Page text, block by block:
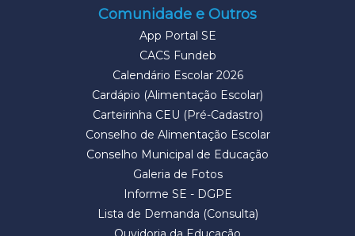
Comunidade e Outros
App Portal SE
CACS Fundeb
Calendário Escolar 2026
Cardápio (Alimentação Escolar)
Carteirinha CEU (Pré-Cadastro)
Conselho de Alimentação Escolar
Conselho Municipal de Educação
Galeria de Fotos
Informe SE - DGPE
Lista de Demanda (Consulta)